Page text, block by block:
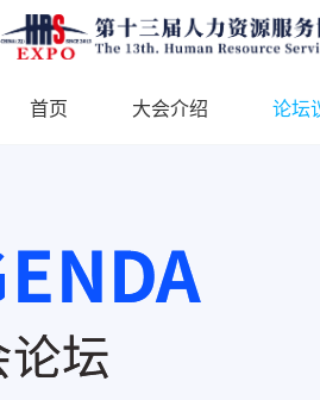
首页 大会介绍 论坛